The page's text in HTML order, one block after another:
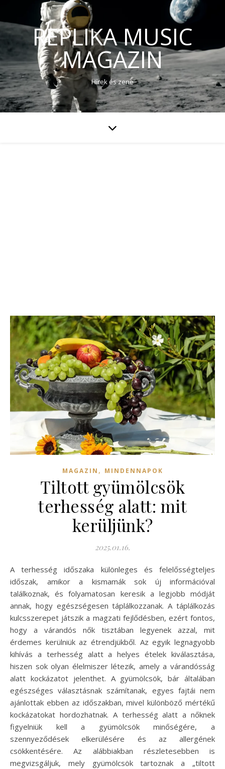
REPLIKA MUSIC
MAGAZIN
Hírek és zene
MAGAZIN , MINDENNAPOK
Tiltott gyümölcsök
terhesség alatt: mit
kerüljünk?
2025.01.16.
A terhesség időszaka különleges és felelősségteljes
időszak, amikor a kismamák sok új információval
találkoznak, és folyamatosan keresik a legjobb módját
annak, hogy egészségesen táplálkozzanak. A táplálkozás
kulcsszerepet játszik a magzati fejlődésben, ezért fontos,
hogy a várandós nők tisztában legyenek azzal, mit
érdemes kerülniük az étrendjükből. Az egyik legnagyobb
kihívás a terhesség alatt a helyes ételek kiválasztása,
hiszen sok olyan élelmiszer létezik, amely a várandósság
alatt kockázatot jelenthet. A gyümölcsök, bár általában
egészséges választásnak számítanak, egyes fajtái nem
ajánlottak ebben az időszakban, mivel különböző mértékű
kockázatokat hordozhatnak. A terhesség alatt a nőknek
figyelniük kell a gyümölcsök minőségére, a
szennyeződések elkerülésére és az allergének
csökkentésére. Az alábbiakban részletesebben is
megvizsgáljuk, mely gyümölcsök tartoznak a „tiltott